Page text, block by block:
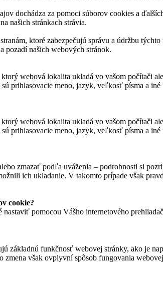
dochádza za pomoci súborov cookies a
našich stránkach strávia.
ktoré zabezpečujú správu a údržbu
pozadí našich webových stránok.
webová lokalita ukladá vo vašom počítači
prihlasovacie meno, jazyk, veľkosť písma a
webová lokalita ukladá vo vašom počítači
prihlasovacie meno, jazyk, veľkosť písma a
zmazať podľa uváženia – podrobnosti si
ich ukladanie. V takomto prípade však
cookie?
nastaviť pomocou Vášho internetového
základnú funkčnosť webovej stránky, ako je
zmena však ovplyvní spôsob fungovania